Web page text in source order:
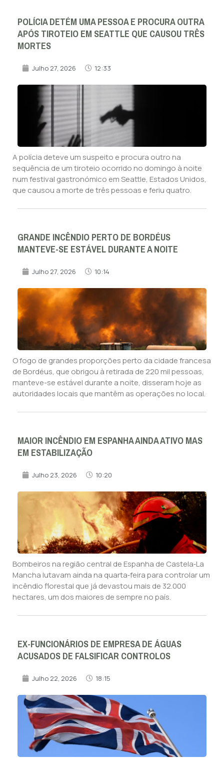
POLÍCIA DETÉM UMA PESSOA E PROCURA OUTRA
APÓS TIROTEIO EM SEATTLE QUE CAUSOU TRÊS
MORTES
Julho 27, 2026 12:33
A polícia deteve um suspeito e procura outro na
sequência de um tiroteio ocorrido no domingo à noite
num festival gastronómico em Seattle, Estados Unidos,
que causou a morte de três pessoas e feriu quatro.
GRANDE INCÊNDIO PERTO DE BORDÉUS
MANTEVE-SE ESTÁVEL DURANTE A NOITE
Julho 27, 2026 10:14
O fogo de grandes proporções perto da cidade francesa
de Bordéus, que obrigou à retirada de 220 mil pessoas,
manteve-se estável durante a noite, disseram hoje as
autoridades locais que mantêm as operações no local.
MAIOR INCÊNDIO EM ESPANHA AINDA ATIVO MAS
EM ESTABILIZAÇÃO
Julho 23, 2026 10:20
Bombeiros na região central de Espanha de Castela‑La
Mancha lutavam ainda na quarta‑feira para controlar um
incêndio florestal que já devastou mais de 32.000
hectares, um dos maiores de sempre no país.
EX-FUNCIONÁRIOS DE EMPRESA DE ÁGUAS
ACUSADOS DE FALSIFICAR CONTROLOS
Julho 22, 2026 18:15